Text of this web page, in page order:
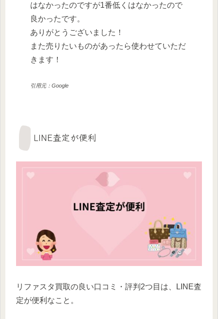
はなかったのですが1番低くはなかったので
良かったです。
ありがとうございました！
また売りたいものがあったら使わせていただ
きます！
引用元：Google
LINE査定が便利
リファスタ買取の良い口コミ・評判2つ目は、LINE査
定が便利なこと。